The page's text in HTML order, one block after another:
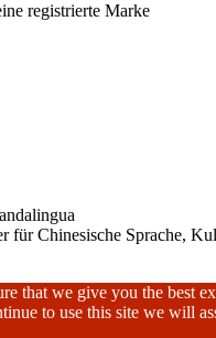
registrierte Marke
für Chinesische Sprache,
that we give you the best
to use this site we will